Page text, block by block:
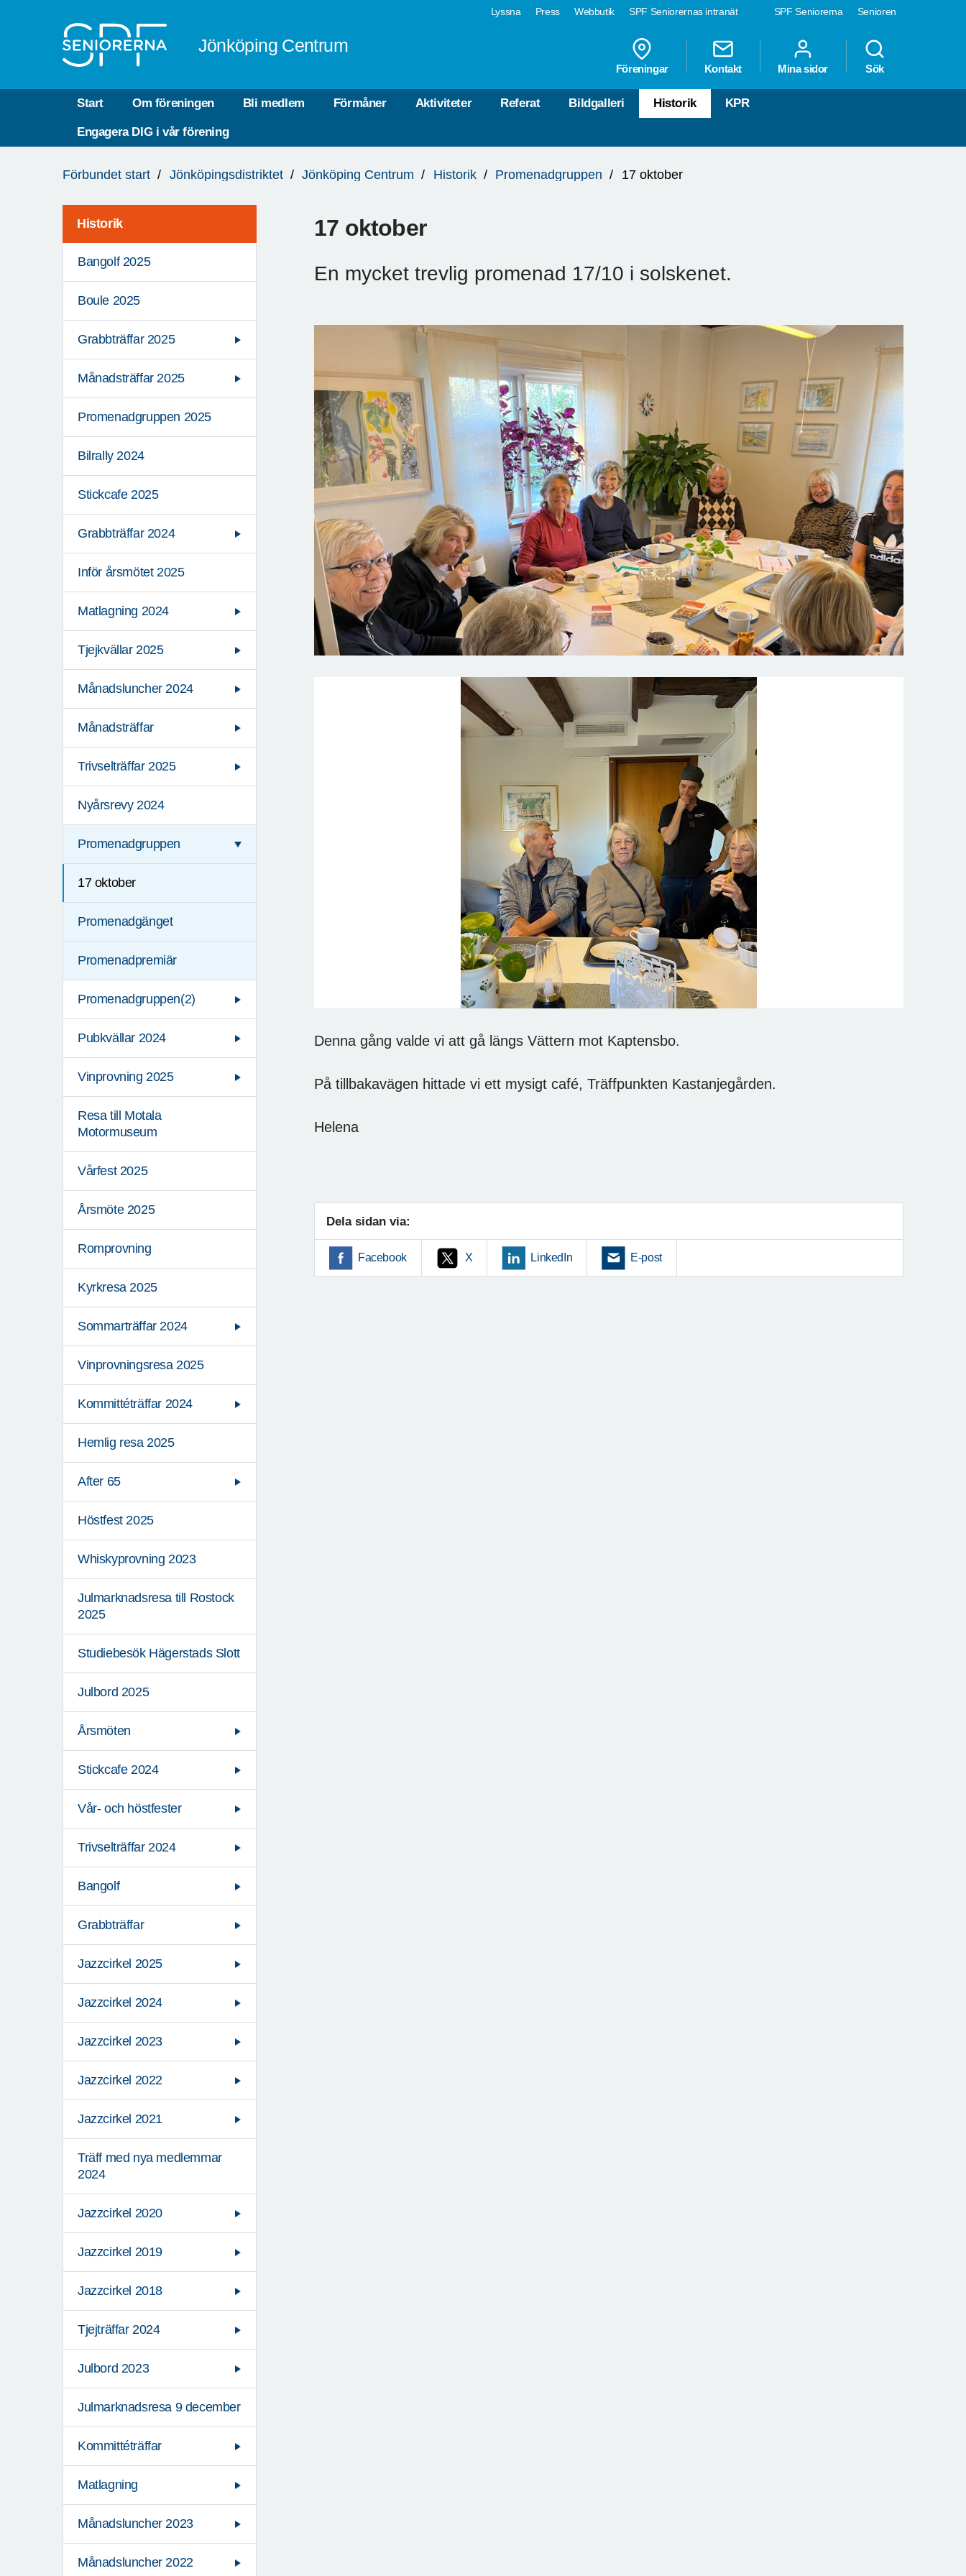
SPF Seniorerna Senioren
Lyssna Press Webbutik SPF Seniorernas intranät
Jönköping Centrum
Föreningar Kontakt Mina sidor Sök
Start Om föreningen Bli medlem Förmåner Aktiviteter Referat Bildgalleri Historik KPR
Engagera DIG i vår förening
är
Förbundet start Jönköpingsdistriktet Jönköping Centrum Historik Promenadgruppen 17 oktober
Historik
Bangolf 2025
Boule 2025
Grabbträffar 2025
Månadsträffar 2025
Promenadgruppen 2025
Bilrally 2024
Stickcafe 2025
Grabbträffar 2024
Inför årsmötet 2025
Matlagning 2024
Tjejkvällar 2025
Månadsluncher 2024
Månadsträffar
Trivselträffar 2025
Nyårsrevy 2024
Promenadgruppen
17 oktober
Promenadgänget
Promenadpremiär
Promenadgruppen(2)
Pubkvällar 2024
Vinprovning 2025
Resa till Motala
Motormuseum
Vårfest 2025
Årsmöte 2025
Romprovning
Kyrkresa 2025
Sommarträffar 2024
Vinprovningsresa 2025
Kommittéträffar 2024
Hemlig resa 2025
After 65
Höstfest 2025
Whiskyprovning 2023
Julmarknadsresa till Rostock
2025
Studiebesök Hägerstads Slott
Julbord 2025
Årsmöten
Stickcafe 2024
Vår- och höstfester
Trivselträffar 2024
Bangolf
Grabbträffar
Jazzcirkel 2025
Jazzcirkel 2024
Jazzcirkel 2023
Jazzcirkel 2022
Jazzcirkel 2021
Träff med nya medlemmar
2024
Jazzcirkel 2020
Jazzcirkel 2019
Jazzcirkel 2018
Tjejträffar 2024
Julbord 2023
Julmarknadsresa 9 december
Kommittéträffar
Matlagning
Månadsluncher 2023
Månadsluncher 2022
17 oktober
En mycket trevlig promenad 17/10 i solskenet.
Denna gång valde vi att gå längs Vättern mot Kaptensbo.
På tillbakavägen hittade vi ett mysigt café, Träffpunkten Kastanjegården.
Helena
Dela sidan via:
Facebook X LinkedIn E-post